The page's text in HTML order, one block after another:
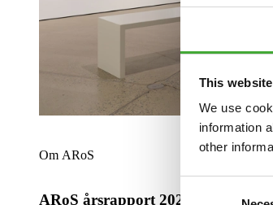
This
We use
information
other
Læs mere om ARoS årsrapport 2025
Om ARoS
ARoS årsrapport 2025